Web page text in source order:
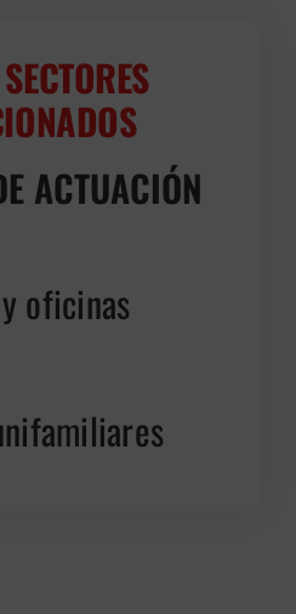
ACTUACIÓN
oficinas